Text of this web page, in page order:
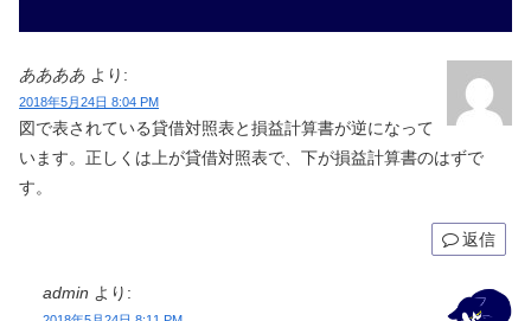
ああああ より:
2018年5月24日 8:04 PM
図で表されている貸借対照表と損益計算書が逆になって
います。正しくは上が貸借対照表で、下が損益計算書のはずで
す。
返信
admin より: